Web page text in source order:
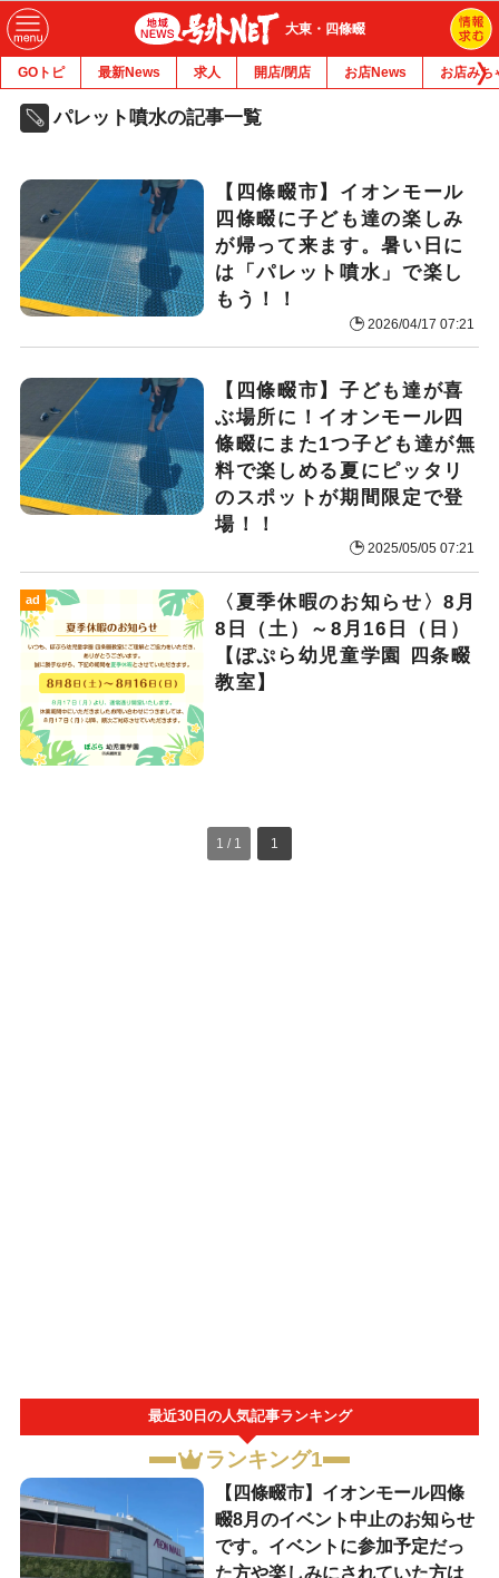
大東・四條畷
GOトピ 最新News 求人 開店/閉店 お店News お店みち
パレット噴水の記事一覧
【四條畷市】イオンモール
四條畷に子ども達の楽しみ
が帰って来ます。暑い日に
は「パレット噴水」で楽し
もう！！
2026/04/17 07:21
【四條畷市】子ども達が喜
ぶ場所に！イオンモール四
條畷にまた1つ子ども達が無
料で楽しめる夏にピッタリ
のスポットが期間限定で登
場！！
2025/05/05 07:21
ad
〈夏季休暇のお知らせ〉8月
8日（土）～8月16日（日）
【ぽぷら幼児童学園 四条畷
教室】
1 / 1 1
最近30日の人気記事ランキング
ランキング1
【四條畷市】イオンモール四條
畷8月のイベント中止のお知らせ
です。イベントに参加予定だっ
た方や楽しみにされていた方は